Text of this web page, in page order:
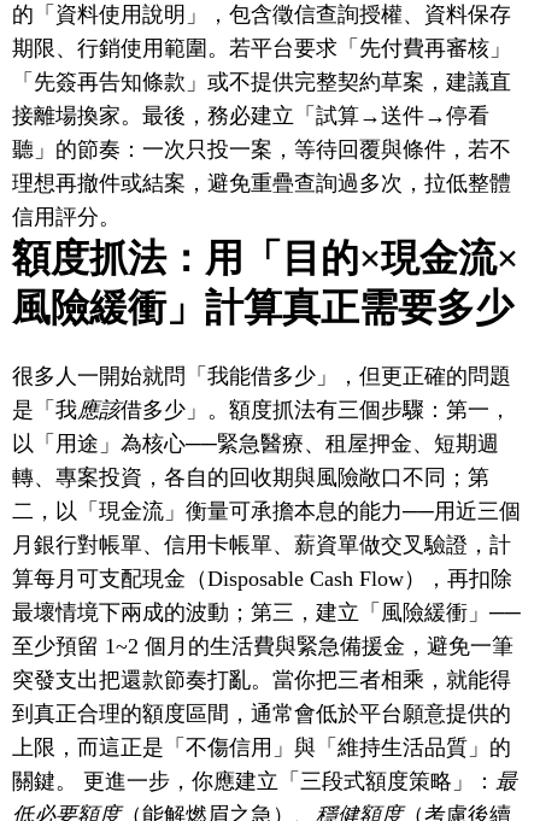
的「資料使用說明」，包含徵信查詢授權、資料保存
期限、行銷使用範圍。若平台要求「先付費再審核」
「先簽再告知條款」或不提供完整契約草案，建議直
接離場換家。最後，務必建立「試算→送件→停看
聽」的節奏：一次只投一案，等待回覆與條件，若不
理想再撤件或結案，避免重疊查詢過多次，拉低整體
信用評分。
額度抓法：用「目的×現金流×
風險緩衝」計算真正需要多少
很多人一開始就問「我能借多少」，但更正確的問題
是「我應該借多少」。額度抓法有三個步驟：第一，
以「用途」為核心──緊急醫療、租屋押金、短期週
轉、專案投資，各自的回收期與風險敞口不同；第
二，以「現金流」衡量可承擔本息的能力──用近三個
月銀行對帳單、信用卡帳單、薪資單做交叉驗證，計
算每月可支配現金（Disposable Cash Flow），再扣除
最壞情境下兩成的波動；第三，建立「風險緩衝」──
至少預留 1~2 個月的生活費與緊急備援金，避免一筆
突發支出把還款節奏打亂。當你把三者相乘，就能得
到真正合理的額度區間，通常會低於平台願意提供的
上限，而這正是「不傷信用」與「維持生活品質」的
關鍵。 更進一步，你應建立「三段式額度策略」： 最
低必要額度（能解燃眉之急）、 穩健額度（考慮後續